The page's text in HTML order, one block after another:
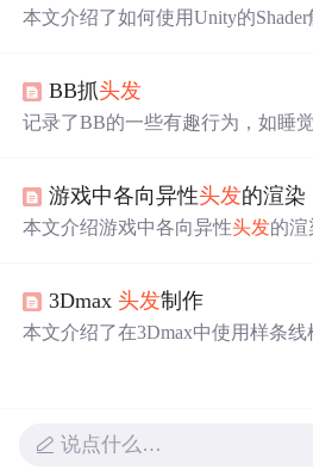
拟出头发的各向异性高光。Kajiya-
用，其中Marschner模型更为精确
发建模、贴图和渲染排序的技巧。
本文介绍了如何使用Unity的
果。文章详细解析了Shader代码，
haClip用于处理叠加穿透，
BB抓头发
记录了BB的一些有趣行为，如睡
游戏中各向异性头发的渲染
本文介绍游戏中各向异性头发的渲
提到为避免 头发边经clip后太硬，
及相关指令。
3Dmax 头发制作
本文介绍了在3Dmax中使用样条线
说点什么…